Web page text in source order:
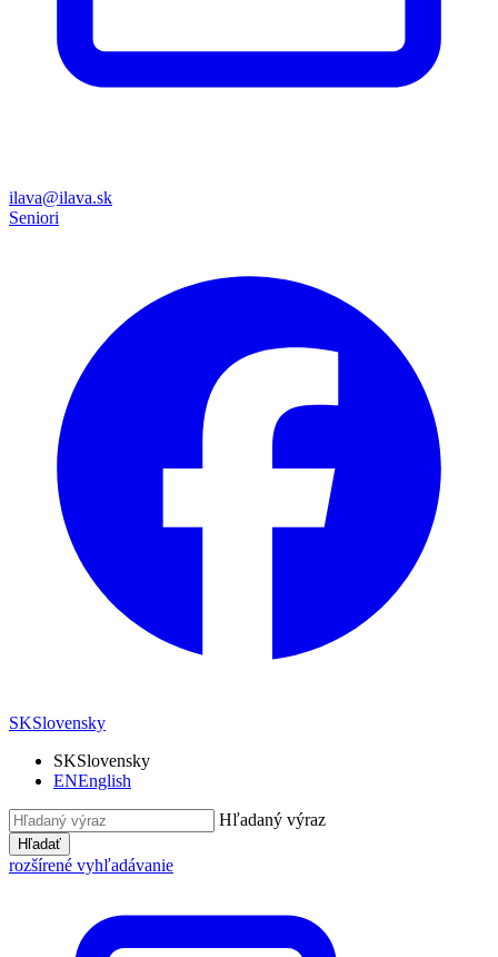
ilava@ilava.sk
Seniori
SKSlovensky
SKSlovensky
ENEnglish
Hľadaný výraz
Hľadať
rozšírené vyhľadávanie